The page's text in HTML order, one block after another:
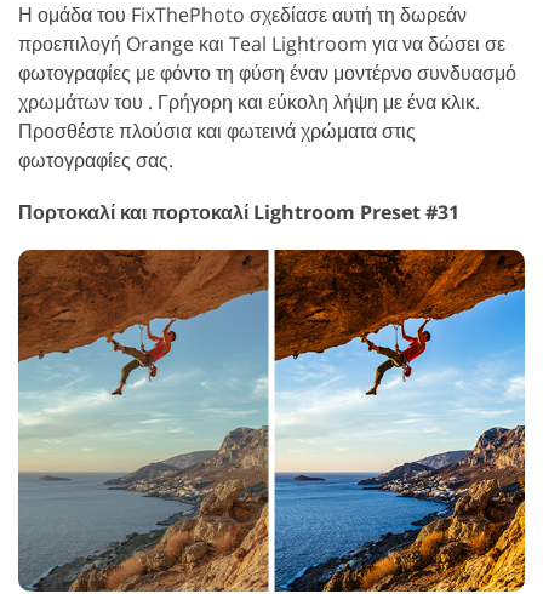
Η ομάδα του FixThePhoto σχεδίασε αυτή τη δωρεάν
προεπιλογή Orange και Teal Lightroom για να δώσει σε
φωτογραφίες με φόντο τη φύση έναν μοντέρνο συνδυασμό
χρωμάτων του . Γρήγορη και εύκολη λήψη με ένα κλικ.
Προσθέστε πλούσια και φωτεινά χρώματα στις
φωτογραφίες σας.
Πορτοκαλί και πορτοκαλί Lightroom Preset #31